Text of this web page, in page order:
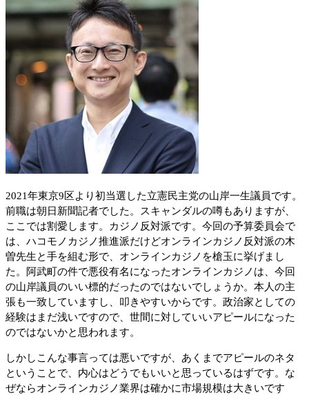
2021年東京9区より初当選した立憲民主党の山岸一生議員です。
前職は朝日新聞記者でした。スキャンダルの噂もありますが、
ここでは割愛します。カジノ反対派です。今回の予算委員会で
は、ハコモノカジノ推進派だけどオンラインカジノ反対派の木
曽先生と手を組む形で、オンラインカジノを槍玉に挙げまし
た。阿武町の件で悪役有名になったオンラインカジノは、今回
の山岸議員のいい標的だったのではないでしょうか。本人の主
張も一致していますし、叩きやすいからです。政治家としての
経験はまだ浅いですので、世間に対していいアピールになった
のではないかと思われます。
しかしこんな事言っては悪いですが、あくまでアピールのネタ
ということで、内心はどうでもいいと思っているはずです。な
ぜならオンラインカジノ業界は確かに市場規模は大きいです